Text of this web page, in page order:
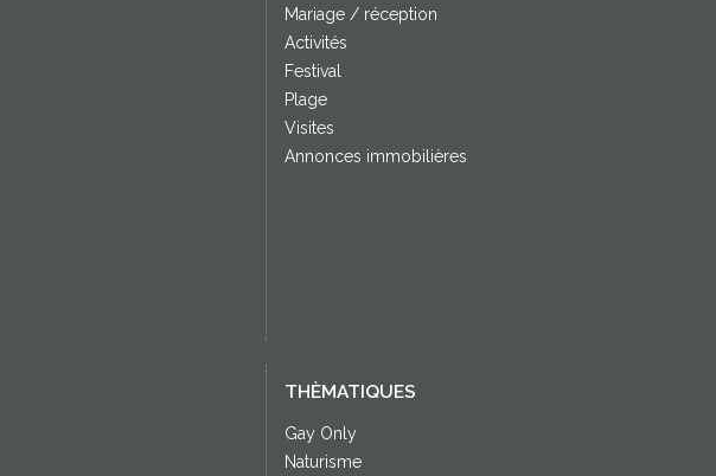
Mariage / réception
Activités
Festival
Plage
Visites
Annonces immobilières
THÈMATIQUES
Gay Only
Naturisme